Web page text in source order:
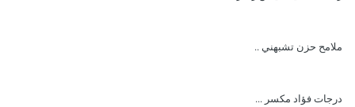
ملامح حزن تشبهني ..
درجات فؤاد مكسر ...